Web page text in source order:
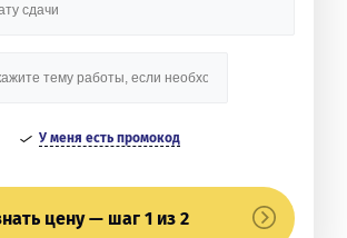
У меня есть промокод
цену — шаг 1 из 2